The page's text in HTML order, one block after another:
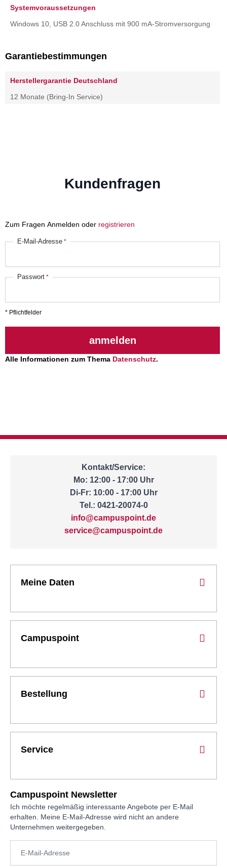
Systemvoraussetzungen
Windows 10, USB 2.0 Anschluss mit 900 mA-Stromversorgung
Garantiebestimmungen
Herstellergarantie Deutschland
12 Monate (Bring-In Service)
Kundenfragen
Zum Fragen Anmelden oder registrieren
E-Mail-Adresse
Passwort
* Pflichtfelder
anmelden
Alle Informationen zum Thema Datenschutz.
Kontakt/Service:
Mo: 12:00 - 17:00 Uhr
Di-Fr: 10:00 - 17:00 Uhr
Tel.: 0421-20074-0
info@campuspoint.de
service@campuspoint.de
Meine Daten
Campuspoint
Bestellung
Service
Campuspoint Newsletter
Ich möchte regelmäßig interessante Angebote per E-Mail
erhalten. Meine E-Mail-Adresse wird nicht an andere
Unternehmen weitergegeben.